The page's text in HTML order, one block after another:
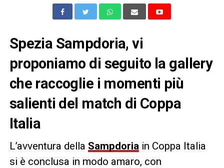
Spezia Sampdoria, vi
proponiamo di seguito la gallery
che raccoglie i momenti più
salienti del match di Coppa
Italia
L’avventura della Sampdoria in Coppa Italia
si è conclusa in modo amaro, con